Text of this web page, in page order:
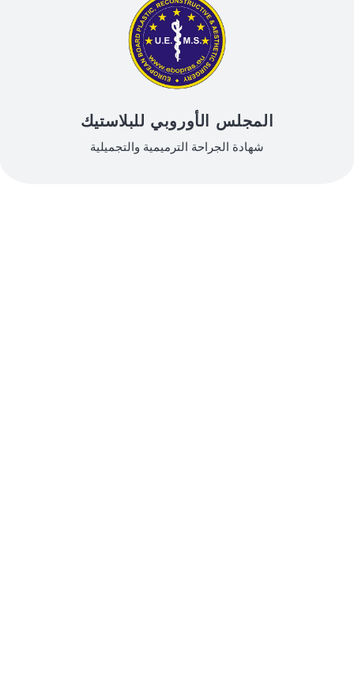
المجلس الأوروبي للبلاستيك
شهادة الجراحة الترميمية والتجميلية